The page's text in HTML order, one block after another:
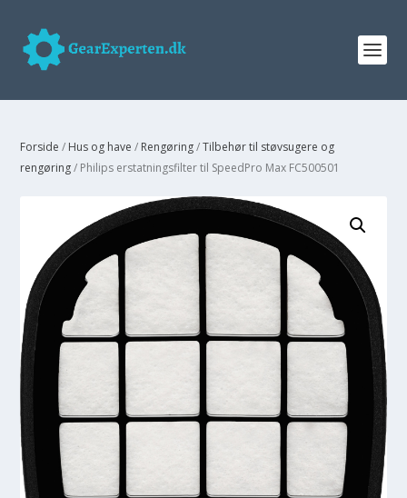
Forside / Hus og have / Rengøring/Tilbehør til støvsugere og
rengøring/ Philips erstatningsfilter til SpeedPro Max FC500501